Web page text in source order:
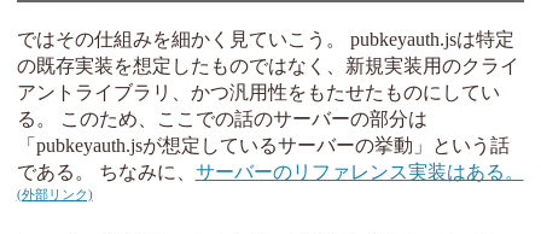
ではその仕組みを細かく見ていこう。 pubkeyauth.jsは特定
の既存実装を想定したものではなく、新規実装用のクライ
アントライブラリ、かつ汎用性をもたせたものにしてい
る。 このため、ここでの話のサーバーの部分は
「pubkeyauth.jsが想定しているサーバーの挙動」という話
である。 ちなみに、 サーバーのリファレンス実装はある。